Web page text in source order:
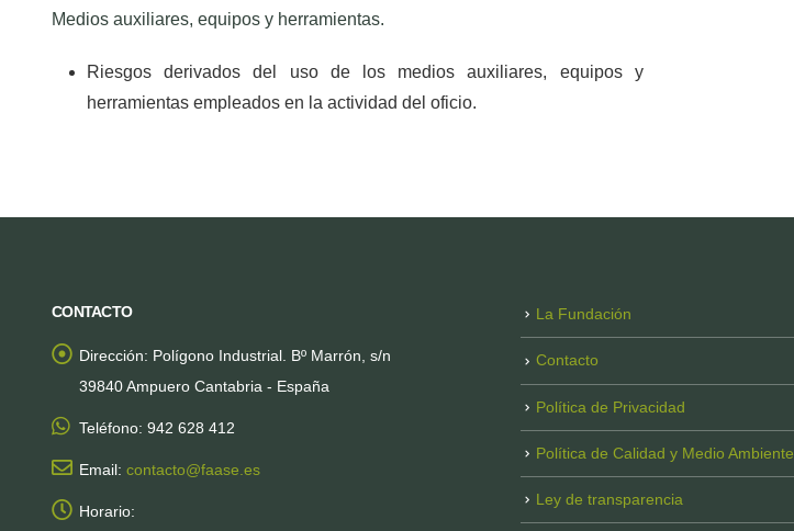
Medios auxiliares, equipos y herramientas.
Riesgos derivados del uso de los medios auxiliares, equipos y
herramientas empleados en la actividad del oficio.
CONTACTO
Dirección: Polígono Industrial. Bº Marrón, s/n
39840 Ampuero Cantabria - España
Teléfono: 942 628 412
Email: contacto@faase.es
Horario:
La Fundación
Contacto
Política de Privacidad
Política de Calidad y Medio Ambiente
Ley de transparencia